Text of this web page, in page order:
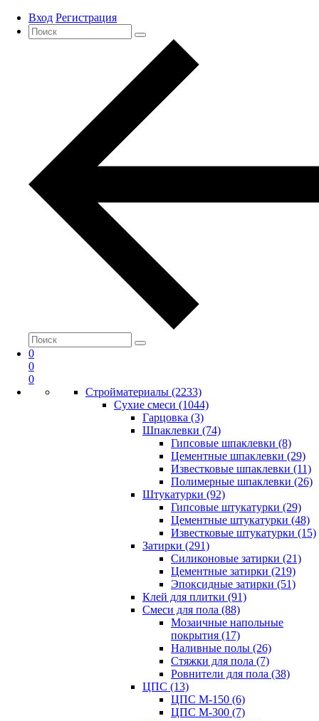
Вход Регистрация
0
0
0
Стройматериалы (2233)
Сухие смеси (1044)
Гарцовка (3)
Шпаклевки (74)
Гипсовые шпаклевки (8)
Цементные шпаклевки (29)
Известковые шпаклевки (11)
Полимерные шпаклевки (26)
Штукатурки (92)
Гипсовые штукатурки (29)
Цементные штукатурки (48)
Известковые штукатурки (15)
Затирки (291)
Силиконовые затирки (21)
Цементные затирки (219)
Эпоксидные затирки (51)
Клей для плитки (91)
Смеси для пола (88)
Мозаичные напольные
покрытия (17)
Наливные полы (26)
Стяжки для пола (7)
Ровнители для пола (38)
ЦПС (13)
ЦПС М-150 (6)
ЦПС М-300 (7)